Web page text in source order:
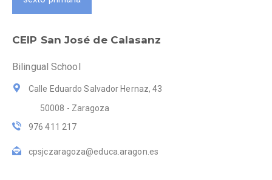
CEIP San José de Calasanz
Bilingual School
Calle Eduardo Salvador Hernaz, 43
50008 - Zaragoza
976 411 217
cpsjczaragoza@educa.aragon.es